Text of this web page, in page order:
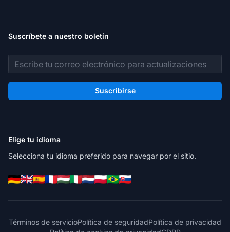
Suscríbete a nuestro boletín
Dirección de correo electrónico
Suscribirse
Elige tu idioma
Selecciona tu idioma preferido para navegar por el sitio.
Términos de servicioPolítica de seguridadPolítica de privacidad